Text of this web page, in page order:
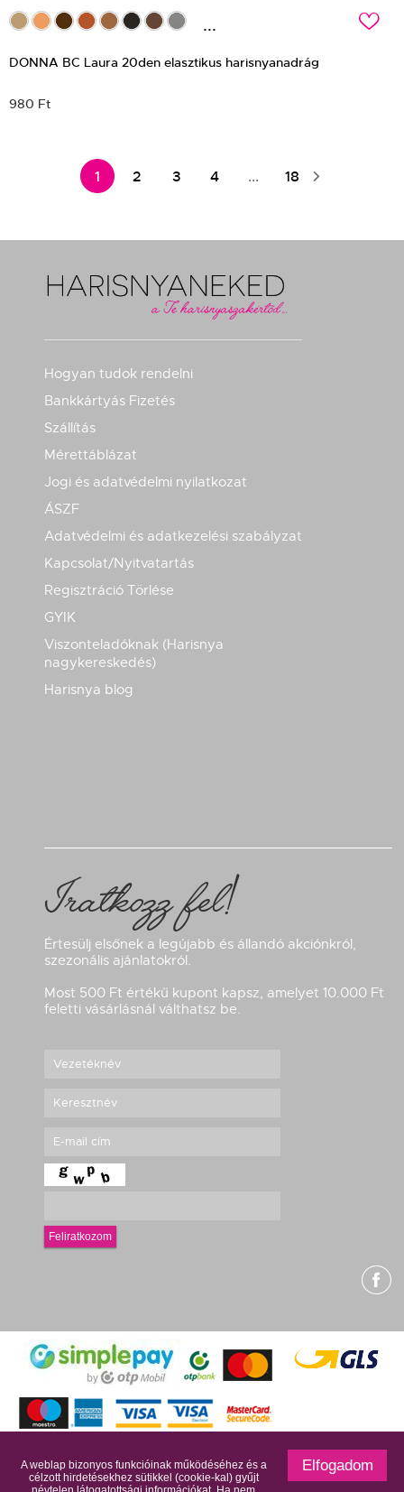
... c
DONNA BC Laura 20den elasztikus harisnyanadrág
980 Ft
1 2 3 4 ... 18
Hogyan tudok rendelni
Bankkártyás Fizetés
Szállítás
Mérettáblázat
Jogi és adatvédelmi nyilatkozat
ÁSZF
Adatvédelmi és adatkezelési szabályzat
Kapcsolat/Nyitvatartás
Regisztráció Törlése
GYIK
Viszonteladóknak (Harisnya
nagykereskedés)
Harisnya blog
Iratkozz fel!
Értesülj elsőnek a legújabb és állandó akciónkról,
szezonális ajánlatokról.
Most 500 Ft értékű kupont kapsz, amelyet 10.000 Ft
feletti vásárlásnál válthatsz be.
Feliratkozom
g
Elfogadom
A weblap bizonyos funkcióinak működéséhez és a
célzott hirdetésekhez sütikkel (cookie-kal) gyűjt